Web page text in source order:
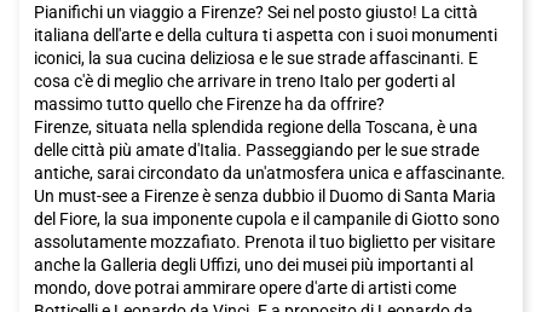
Pianifichi un viaggio a Firenze? Sei nel posto giusto! La città
italiana dell'arte e della cultura ti aspetta con i suoi monumenti
iconici, la sua cucina deliziosa e le sue strade affascinanti. E
cosa c'è di meglio che arrivare in treno Italo per goderti al
massimo tutto quello che Firenze ha da offrire?
Firenze, situata nella splendida regione della Toscana, è una
delle città più amate d'Italia. Passeggiando per le sue strade
antiche, sarai circondato da un'atmosfera unica e affascinante.
Un must-see a Firenze è senza dubbio il Duomo di Santa Maria
del Fiore, la sua imponente cupola e il campanile di Giotto sono
assolutamente mozzafiato. Prenota il tuo biglietto per visitare
anche la Galleria degli Uffizi, uno dei musei più importanti al
mondo, dove potrai ammirare opere d'arte di artisti come